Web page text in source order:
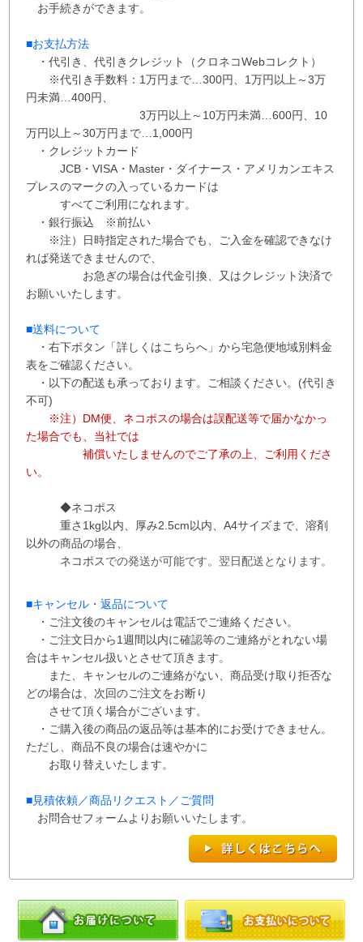
お手続きができます。
■お支払方法
・代引き、代引きクレジット（クロネコWebコレクト）
※代引き手数料： 1万円まで…300円、 1万円以上～3万
円未満…400円
3万円以上～10万円未満…600円
10
万円以上～30万円まで…1,000円
・クレジットカード
JCB・VISA・Master・ダイナース・アメリカンエキス
プレスのマークの入っているカードは
すべてご利用になれます。
・銀行振込 ※前払い
※注）日時指定された場合でも、ご入金を確認できなけ
れば発送できませんので、
お急ぎの場合は代金引換、又はクレジット決済で
お願いいたします。
■送料について
・右下ボタン 「詳しくはこちらへ」から宅急便地域別料金
表をご確認ください。
・以下の配送も承っております。ご相談ください。(代引き
不可)
※注）DM便、ネコポスの場合は誤配送等で届かなかっ
た場合でも、当社では
補償いたしませんのでご了承の上、ご利用くださ
い。
◆ネコポス
重さ1kg以内、
厚み2.5cm以内、A4サイズまで、溶剤
以外の商品の場合、
ネコポスでの発送が可能です。 翌日配送となります。
■キャンセル・返品について
・ご注文後のキャンセルは電話でご連絡ください。
・ご注文日から1週間以内に確認等のご連絡がとれない場
合はキャンセル扱いとさせて頂き ます。
また、 キャンセルのご連絡がない、商品受け取り拒否な
どの場合は、次回のご注文をお断り
させて頂く場合がございます。
・ご購入後の商品の返品等は基本的にお受けできません。
ただし、商品不良の場合は速やかに
お取り替えいたします。
■見積依頼／商品リクエスト／ご質問
お問合せフォームよりお願いいたします。